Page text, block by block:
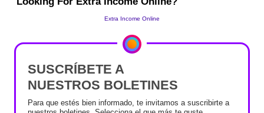
SUSCRÍBETE A
NUESTROS BOLETINES
Para que estés bien informado, te invitamos a suscribirte a